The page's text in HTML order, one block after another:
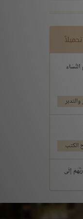
النِّسَاء
الكتب
إِلَى